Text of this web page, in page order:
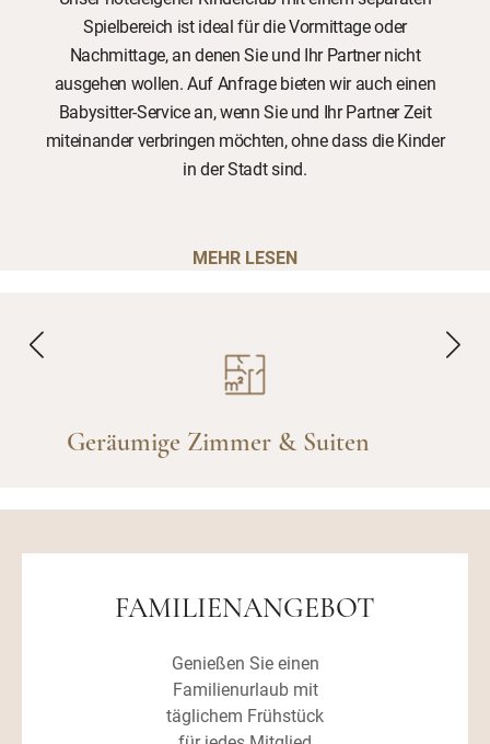
Spielbereich ist ideal für die Vormittage oder
Nachmittage, an denen Sie und Ihr Partner nicht
ausgehen wollen. Auf Anfrage bieten wir auch einen
Babysitter-Service an, wenn Sie und Ihr Partner Zeit
miteinander verbringen möchten, ohne dass die Kinder
in der Stadt sind.
MEHR LESEN
Geräumige Zimmer & Suiten
FAMILIENANGEBOT
Genießen Sie einen
Familienurlaub mit
täglichem Frühstück